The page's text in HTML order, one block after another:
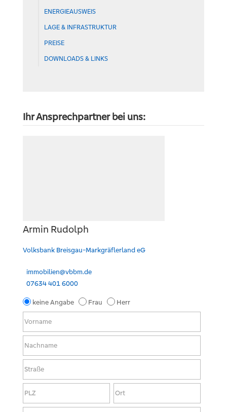
ENERGIEAUSWEIS
LAGE & INFRASTRUKTUR
PREISE
DOWNLOADS & LINKS
Ihr Ansprechpartner bei uns:
Armin Rudolph
Volksbank Breisgau-Markgräflerland eG
immobilien@vbbm.de
07634 401 6000
keine Angabe Frau Herr